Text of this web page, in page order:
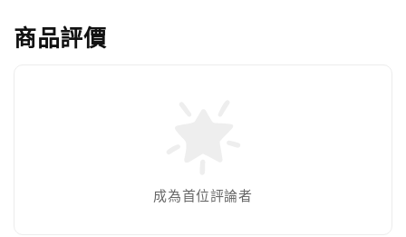
商品評價
成為首位評論者